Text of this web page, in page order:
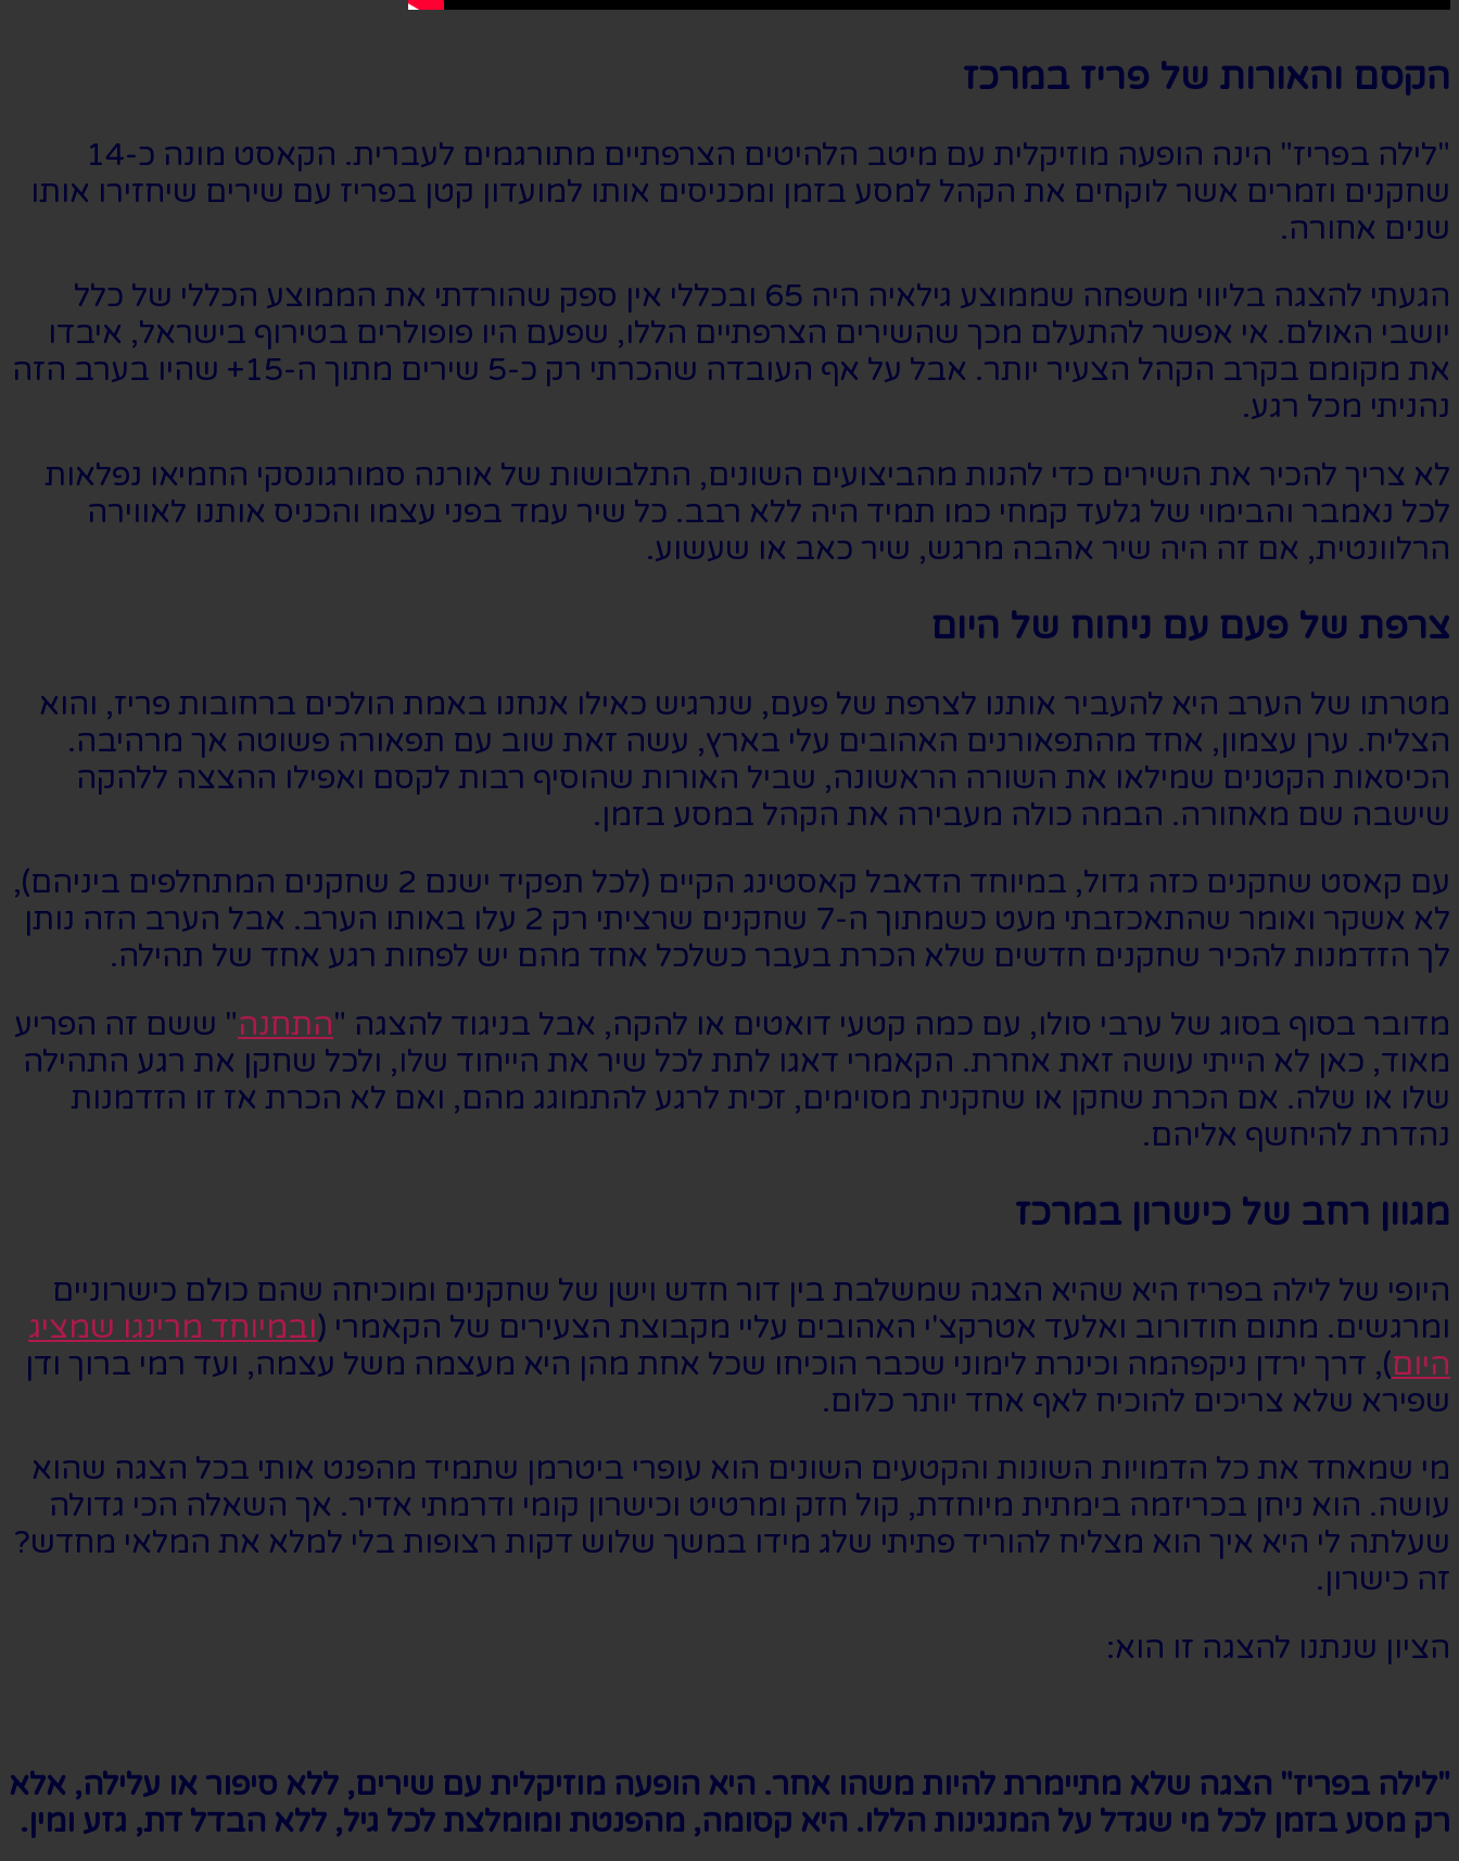
הקסם והאורות של פריז במרכז
"לילה בפריז" הינה הופעה מוזיקלית עם מיטב הלהיטים הצרפתיים מתורגמים לעברית. הקאסט מונה כ-14
שחקנים וזמרים אשר לוקחים את הקהל למסע בזמן ומכניסים אותו למועדון קטן בפריז עם שירים שיחזירו אותו
שנים אחורה.
הגעתי להצגה בליווי משפחה שממוצע גילאיה היה 65 ובכללי אין ספק שהורדתי את הממוצע הכללי של כלל
יושבי האולם. אי אפשר להתעלם מכך שהשירים הצרפתיים הללו, שפעם היו פופולרים בטירוף בישראל, איבדו
את מקומם בקרב הקהל הצעיר יותר. אבל על אף העובדה שהכרתי רק כ-5 שירים מתוך ה-15+ שהיו בערב הזה
נהניתי מכל רגע.
לא צריך להכיר את השירים כדי להנות מהביצועים השונים, התלבושות של אורנה סמורגונסקי החמיאו נפלאות
לכל נאמבר והבימוי של גלעד קמחי כמו תמיד היה ללא רבב. כל שיר עמד בפני עצמו והכניס אותנו לאווירה
הרלוונטית, אם זה היה שיר אהבה מרגש, שיר כאב או שעשוע.
צרפת של פעם עם ניחוח של היום
מטרתו של הערב היא להעביר אותנו לצרפת של פעם, שנרגיש כאילו אנחנו באמת הולכים ברחובות פריז, והוא
הצליח. ערן עצמון, אחד מהתפאורנים האהובים עלי בארץ, עשה זאת שוב עם תפאורה פשוטה אך מרהיבה.
הכיסאות הקטנים שמילאו את השורה הראשונה, שביל האורות שהוסיף רבות לקסם ואפילו ההצצה ללהקה
שישבה שם מאחורה. הבמה כולה מעבירה את הקהל במסע בזמן.
עם קאסט שחקנים כזה גדול, במיוחד הדאבל קאסטינג הקיים (לכל תפקיד ישנם 2 שחקנים המתחלפים ביניהם),
לא אשקר ואומר שהתאכזבתי מעט כשמתוך ה-7 שחקנים שרציתי רק 2 עלו באותו הערב. אבל הערב הזה נותן
לך הזדמנות להכיר שחקנים חדשים שלא הכרת בעבר כשלכל אחד מהם יש לפחות רגע אחד של תהילה.
מדובר בסוף בסוג של ערבי סולו, עם כמה קטעי דואטים או להקה, אבל בניגוד להצגה "התחנה" ששם זה הפריע
מאוד, כאן לא הייתי עושה זאת אחרת. הקאמרי דאגו לתת לכל שיר את הייחוד שלו, ולכל שחקן את רגע התהילה
שלו או שלה. אם הכרת שחקן או שחקנית מסוימים, זכית לרגע להתמוגג מהם, ואם לא הכרת אז זו הזדמנות
נהדרת להיחשף אליהם.
מגוון רחב של כישרון במרכז
היופי של לילה בפריז היא שהיא הצגה שמשלבת בין דור חדש וישן של שחקנים ומוכיחה שהם כולם כישרוניים
ומרגשים. מתום חודורוב ואלעד אטרקצ'י האהובים עליי מקבוצת הצעירים של הקאמרי (ובמיוחד מרינגו שמציג
היום), דרך ירדן ניקפהמה וכינרת לימוני שכבר הוכיחו שכל אחת מהן היא מעצמה משל עצמה, ועד רמי ברוך ודן
שפירא שלא צריכים להוכיח לאף אחד יותר כלום.
מי שמאחד את כל הדמויות השונות והקטעים השונים הוא עופרי ביטרמן שתמיד מהפנט אותי בכל הצגה שהוא
עושה. הוא ניחן בכריזמה בימתית מיוחדת, קול חזק ומרטיט וכישרון קומי ודרמתי אדיר. אך השאלה הכי גדולה
שעלתה לי היא איך הוא מצליח להוריד פתיתי שלג מידו במשך שלוש דקות רצופות בלי למלא את המלאי מחדש?
זה כישרון.
הציון שנתנו להצגה זו הוא:
"לילה בפריז" הצגה שלא מתיימרת להיות משהו אחר. היא הופעה מוזיקלית עם שירים, ללא סיפור או עלילה, אלא
רק מסע בזמן לכל מי שגדל על המנגינות הללו. היא קסומה, מהפנטת ומומלצת לכל גיל, ללא הבדל דת, גזע ומין.